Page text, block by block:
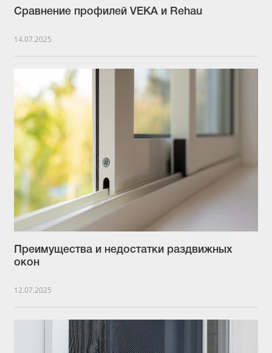
Сравнение профилей VEKA и Rehau
14.07.2025
Преимущества и недостатки раздвижных
окон
12.07.2025